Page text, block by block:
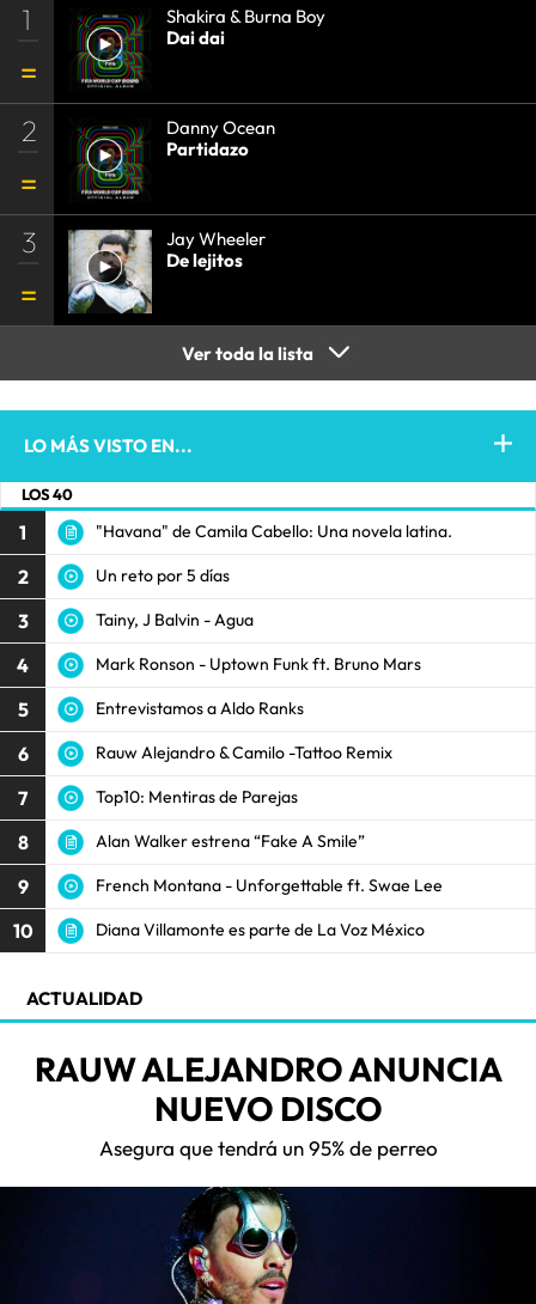
1
Shakira & Burna Boy
Dai dai
2
Danny Ocean
Partidazo
3
Jay Wheeler
De lejitos
Ver toda la lista
LO MÁS VISTO EN...
LOS 40
1 "Havana" de Camila Cabello: Una novela latina.
2 Un reto por 5 días
3 Tainy, J Balvin - Agua
4 Mark Ronson - Uptown Funk ft. Bruno Mars
5 Entrevistamos a Aldo Ranks
6 Rauw Alejandro & Camilo -Tattoo Remix
7 Top10: Mentiras de Parejas
8 Alan Walker estrena “Fake A Smile”
9 French Montana - Unforgettable ft. Swae Lee
10 Diana Villamonte es parte de La Voz México
ACTUALIDAD
RAUW ALEJANDRO ANUNCIA
NUEVO DISCO
Asegura que tendrá un 95% de perreo